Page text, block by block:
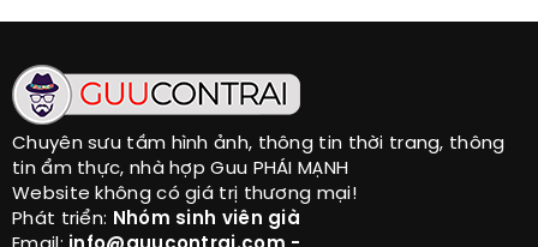
Chuyên sưu tầm hình ảnh, thông tin thời trang, thông
tin ẩm thực, nhà hợp Guu PHÁI MẠNH
Website không có giá trị thương mại!
Phát triển: Nhóm sinh viên già